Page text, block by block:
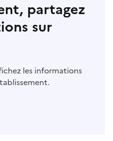
partagez
sur
les informations